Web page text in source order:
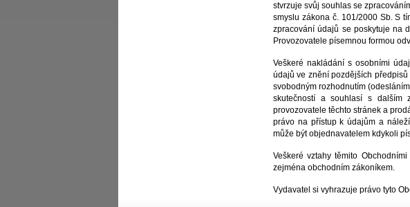
stvrzuje svůj souhlas se
smyslu zákona č. 101/2000 Sb. S
zpracování údajů se poskytuje na
Provozovatele písemnou formou
Veškeré nakládání s osobními
údajů ve znění pozdějších
svobodným rozhodnutím
skutečností a souhlasí s dalším
provozovatele těchto stránek a
právo na přístup k údajům a
může být objednavatelem kdykoli
Veškeré vztahy těmito
zejména obchodním zákoníkem.
Vydavatel si vyhrazuje právo tyto